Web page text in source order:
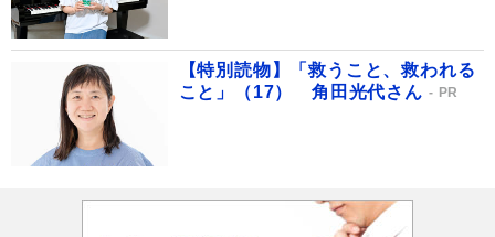
【特別読物】「救うこと、救われる
こと」（17） 角田光代さん
PR